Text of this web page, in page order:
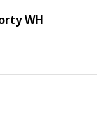
WH